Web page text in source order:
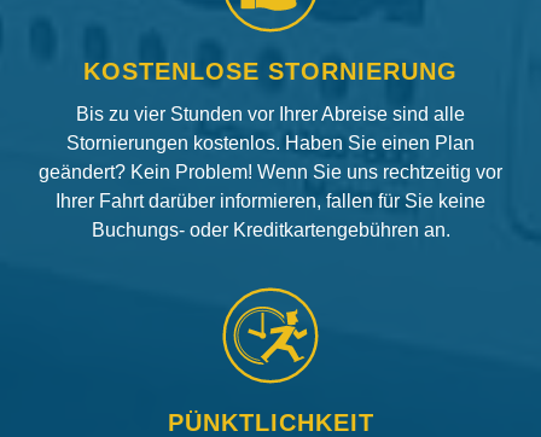
KOSTENLOSE STORNIERUNG
Bis zu vier Stunden vor Ihrer Abreise sind alle
Stornierungen kostenlos. Haben Sie einen Plan
geändert? Kein Problem! Wenn Sie uns rechtzeitig vor
Ihrer Fahrt darüber informieren, fallen für Sie keine
Buchungs- oder Kreditkartengebühren an.
PÜNKTLICHKEIT